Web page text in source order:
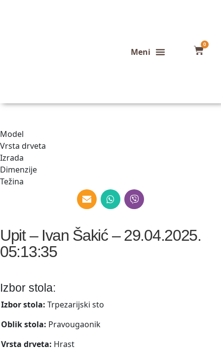
0
Model
Vrsta drveta
Izrada
Dimenzije
Težina
Upit – Ivan Šakić – 29.04.2025.
05:13:35
Izbor stola:
Izbor stola: Trpezarijski sto
Oblik stola: Pravougaonik
Vrsta drveta: Hrast